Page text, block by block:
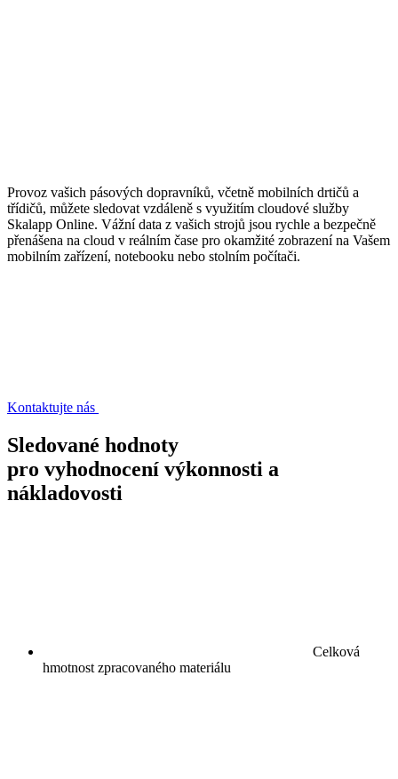
Provoz vašich pásových dopravníků, včetně mobilních drtičů a
třídičů, můžete sledovat vzdáleně s využitím cloudové služby
Skalapp Online. Vážní data z vašich strojů jsou rychle a bezpečně
přenášena na cloud v reálním čase pro okamžité zobrazení na Vašem
mobilním zařízení, notebooku nebo stolním počítači.
Kontaktujte nás
Sledované hodnoty
pro vyhodnocení výkonnosti a
nákladovosti
Celková
hmotnost zpracovaného materiálu